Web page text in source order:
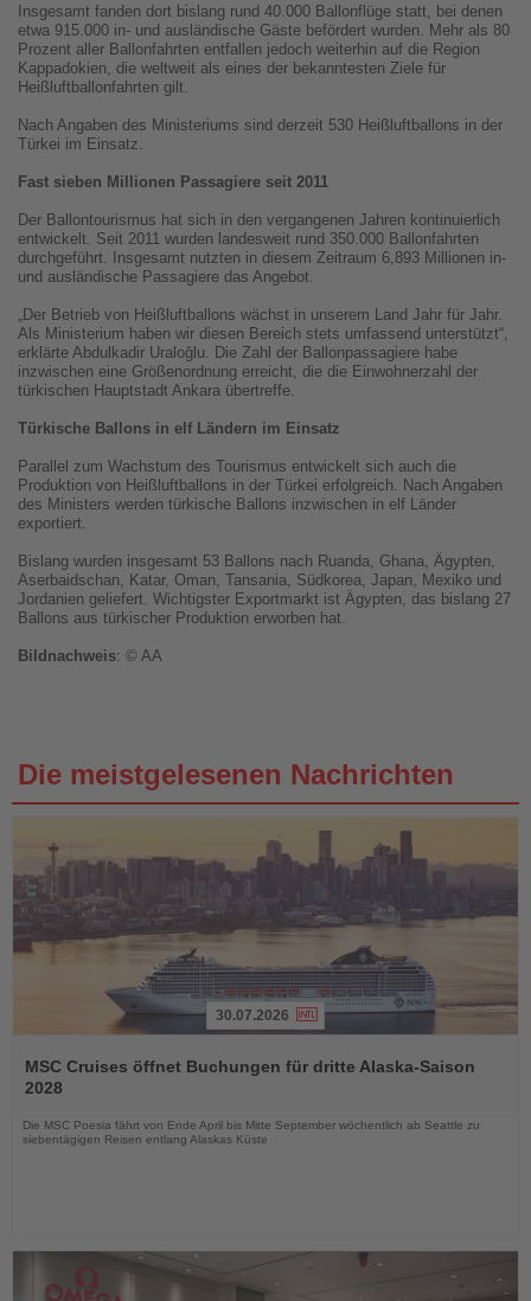
Insgesamt fanden dort bislang rund 40.000 Ballonflüge statt, bei denen
etwa 915.000 in- und ausländische Gäste befördert wurden. Mehr als 80
Prozent aller Ballonfahrten entfallen jedoch weiterhin auf die Region
Kappadokien, die weltweit als eines der bekanntesten Ziele für
Heißluftballonfahrten gilt.
Nach Angaben des Ministeriums sind derzeit 530 Heißluftballons in der
Türkei im Einsatz.
Fast sieben Millionen Passagiere seit 2011
Der Ballontourismus hat sich in den vergangenen Jahren kontinuierlich
entwickelt. Seit 2011 wurden landesweit rund 350.000 Ballonfahrten
durchgeführt. Insgesamt nutzten in diesem Zeitraum 6,893 Millionen in-
und ausländische Passagiere das Angebot.
„Der Betrieb von Heißluftballons wächst in unserem Land Jahr für Jahr.
Als Ministerium haben wir diesen Bereich stets umfassend unterstützt“,
erklärte Abdulkadir Uraloğlu. Die Zahl der Ballonpassagiere habe
inzwischen eine Größenordnung erreicht, die die Einwohnerzahl der
türkischen Hauptstadt Ankara übertreffe.
Türkische Ballons in elf Ländern im Einsatz
Parallel zum Wachstum des Tourismus entwickelt sich auch die
Produktion von Heißluftballons in der Türkei erfolgreich. Nach Angaben
des Ministers werden türkische Ballons inzwischen in elf Länder
exportiert.
Bislang wurden insgesamt 53 Ballons nach Ruanda, Ghana, Ägypten,
Aserbaidschan, Katar, Oman, Tansania, Südkorea, Japan, Mexiko und
Jordanien geliefert. Wichtigster Exportmarkt ist Ägypten, das bislang 27
Ballons aus türkischer Produktion erworben hat.
Bildnachweis: © AA
Die meistgelesenen Nachrichten
Sie
die
30.07.2026
MSC Cruises öffnet Buchungen für dritte Alaska-Saison
2028
Die MSC Poesia fährt von Ende April bis Mitte September wöchentlich ab Seattle zu
siebentägigen Reisen entlang Alaskas Küste